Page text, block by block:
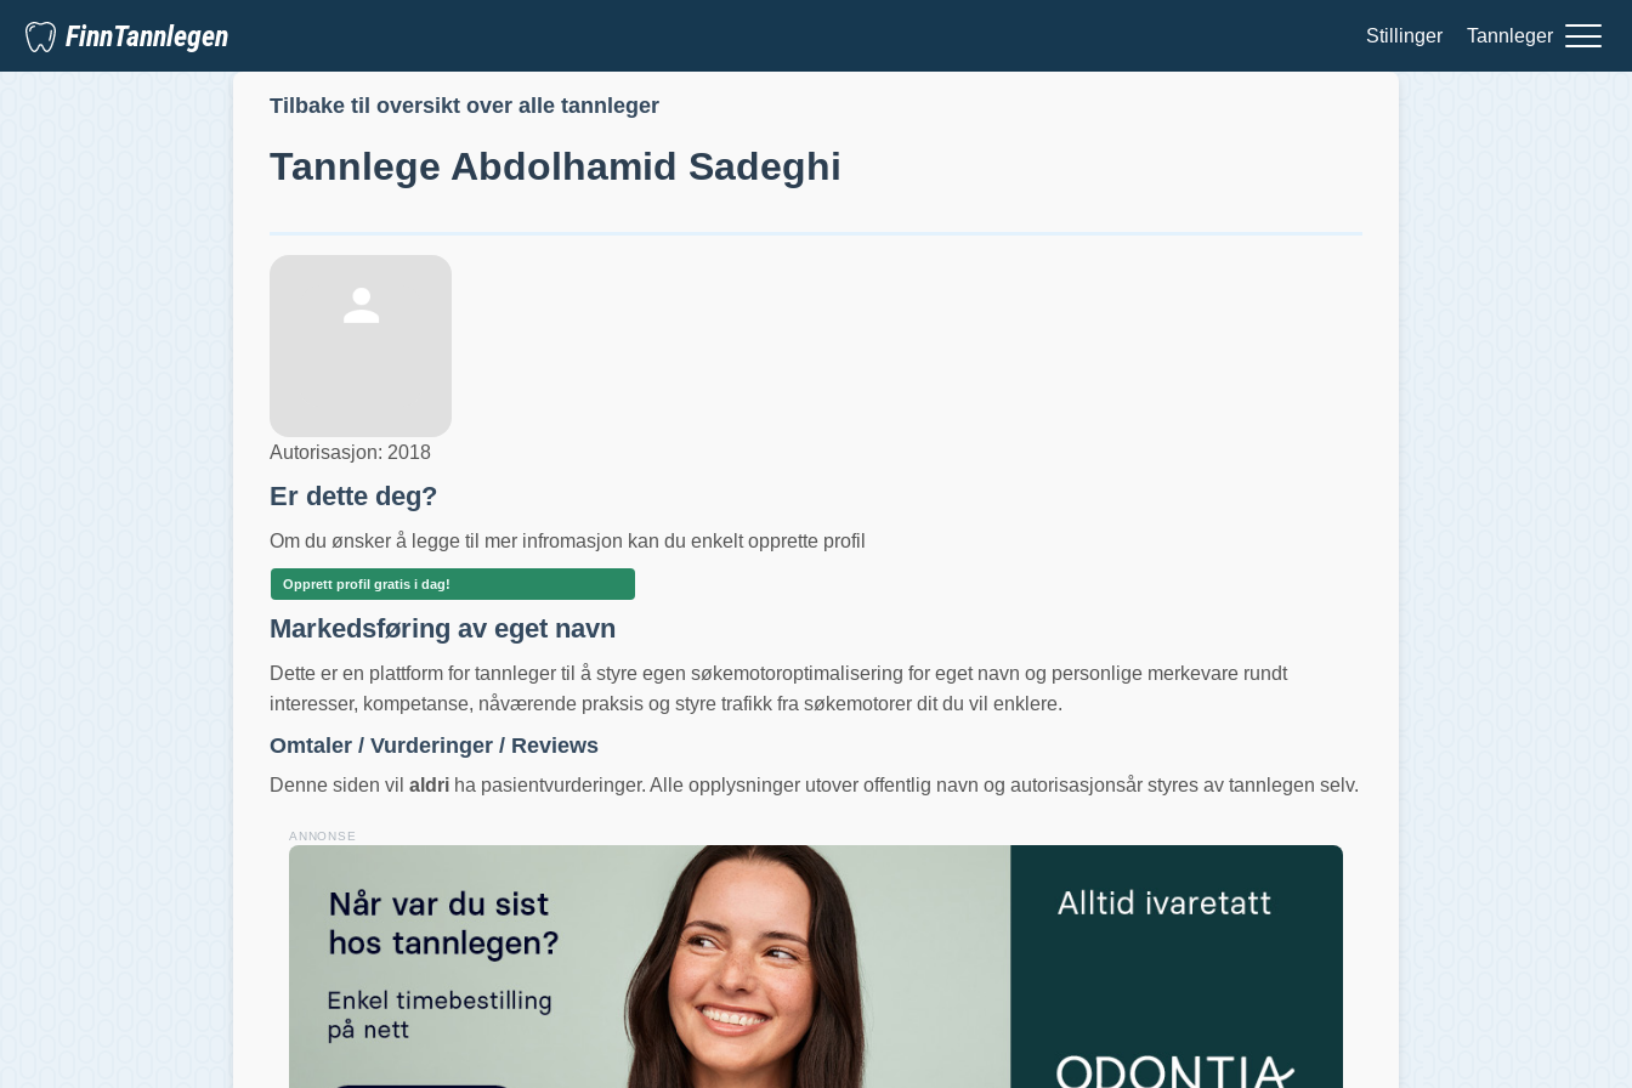
FinnTannlegen Stillinger Tannleger
Tilbake til oversikt over alle tannleger
Tannlege Abdolhamid Sadeghi
Autorisasjon: 2018
Er dette deg?
Om du ønsker å legge til mer infromasjon kan du enkelt opprette profil
Opprett profil gratis i dag!
Markedsføring av eget navn
Dette er en plattform for tannleger til å styre egen søkemotoroptimalisering for eget navn og personlige merkevare rundt
interesser, kompetanse, nåværende praksis og styre trafikk fra søkemotorer dit du vil enklere.
Omtaler / Vurderinger / Reviews
Denne siden vil aldri ha pasientvurderinger. Alle opplysninger utover offentlig navn og autorisasjonsår styres av tannlegen selv.
ANNONSE